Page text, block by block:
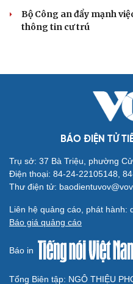
giáo lĩnh án 7 năm 6
Vụ gian lận thi tại Tuyên
nâng tổng số lên 29 bị
Đoàn Bảo Châu bị phạt
chống Nhà nước
Truy tố Mr Pips, Shark
đồng
TƯ VẤN LUẬT